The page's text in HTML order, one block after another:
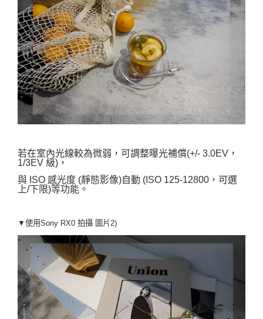
若在室內光線較為微弱，可調整曝光補償(+/- 3.0EV，
1/3EV 級)，
與 ISO 感光度 (靜態影像)自動 (ISO 125-12800，可選
上/下限)等功能。
▼使用Sony RX0 拍攝 圖片2)